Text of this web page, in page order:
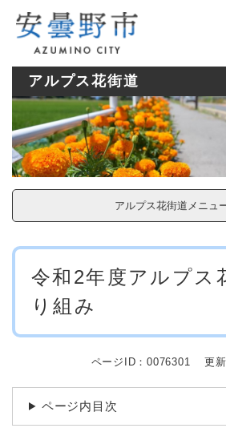
メニューを飛ばして本
アルプス花街道
アルプス花街道メニュ
本
令和2年度アルプス
り組み
ページID：0076301 更
ページ内目次